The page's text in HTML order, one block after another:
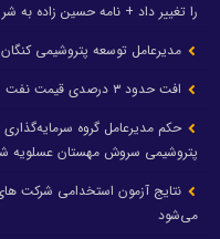
را تغییر داد + نامه حسین زاده به
مدیرعامل توسعه پتروشیمی
افت حدود ۳ درصدی قیمت نفت
حکم مدیرعامل گروه
پتروشیمی سروش مهستان عسلویه
می‌شود